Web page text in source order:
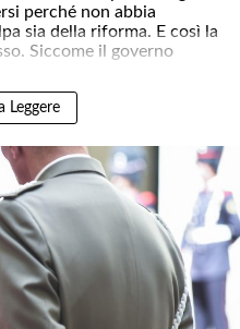
perché non abbia
sia della riforma. E così la
Siccome il governo
Leggere